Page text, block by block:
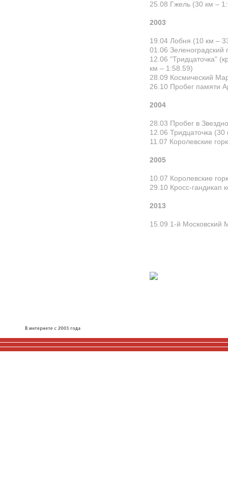
25.08 Гжель(30 км –
2003
19.04 Лобня (10 км –
01.06
12.06 "Тридцаточка"
км – 1:58.59)
28.09 Космический
26.10 Пробег памяти
2004
28.03 Пробег в
12.06 Тридцаточка(30
11.07 Королевские
2005
10.07 Королевские
29.10 Кросс-гандикап
2013
15.09 1-й Московский